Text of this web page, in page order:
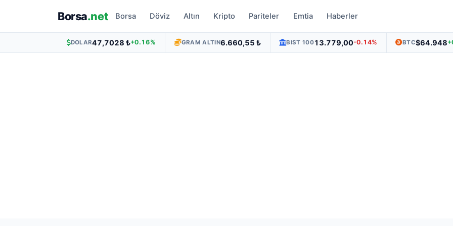
Borsa.net Borsa Döviz Altın Kripto Pariteler Emtia Haberler
DOLAR47,7028 ₺+0.16% GRAM ALTIN6.660,55 ₺ BIST 10013.779,00-0.14% BTC$64.948